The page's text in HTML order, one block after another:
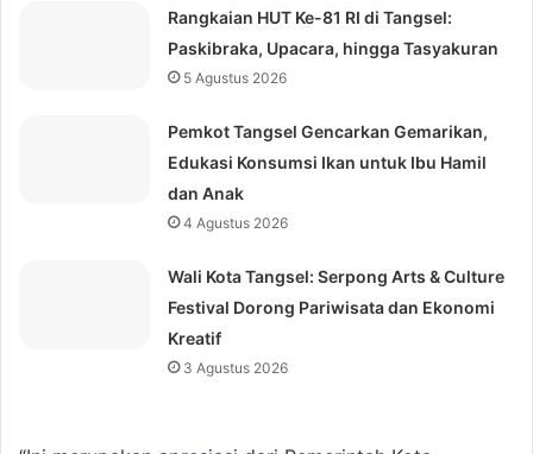
Rangkaian HUT Ke-81 RI di Tangsel:
Paskibraka, Upacara, hingga Tasyakuran
5 Agustus 2026
Pemkot Tangsel Gencarkan Gemarikan,
Edukasi Konsumsi Ikan untuk Ibu Hamil
dan Anak
4 Agustus 2026
Wali Kota Tangsel: Serpong Arts & Culture
Festival Dorong Pariwisata dan Ekonomi
Kreatif
3 Agustus 2026